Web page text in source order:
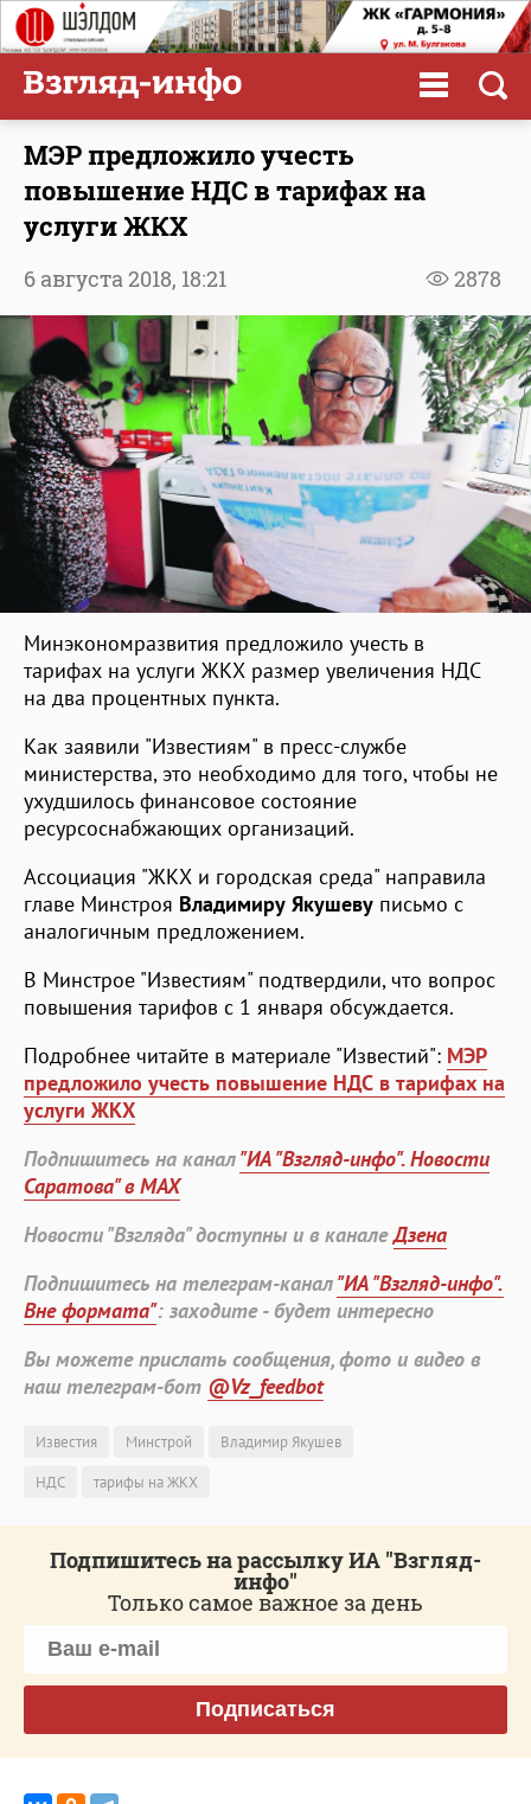
МЭР предложило учесть
повышение НДС в тарифах на
услуги ЖКХ
2878
6 августа 2018, 18:21
Минэкономразвития предложило учесть в
тарифах на услуги ЖКХ размер увеличения НДС
на два процентных пункта.
Как заявили "Известиям" в пресс-службе
министерства, это необходимо для того, чтобы не
ухудшилось финансовое состояние
ресурсоснабжающих организаций.
Ассоциация "ЖКХ и городская среда" направила
главе Минстроя Владимиру Якушеву письмо с
аналогичным предложением.
В Минстрое "Известиям" подтвердили, что вопрос
повышения тарифов с 1 января обсуждается.
Подробнее читайте в материале "Известий": МЭР
предложило учесть повышение НДС в тарифах на
услуги ЖКХ
Подпишитесь на канал"ИА "Взгляд-инфо". Новости
Саратова" в MAX
Новости "Взгляда" доступны и в каналеДзена
Подпишитесь на телеграм-канал"ИА "Взгляд-инфо".
Вне формата": заходите - будет интересно
Вы можете прислать сообщения, фото и видео в
наш телеграм-бот @Vz_feedbot
Известия Минстрой
Владимир Якушев
НДС
тарифы на ЖКХ
Подпишитесь на рассылку ИА "Взгляд-
инфо"
Только самое важное за день
Подписаться